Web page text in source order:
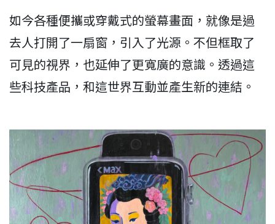
如今各種便攜或穿戴式的螢幕畫面，就像是過
去人打開了一扇窗，引入了光源。不但框取了
可見的視界，也延伸了更寬廣的意識。透過這
些科技產品，和這世界互動並產生新的連結。